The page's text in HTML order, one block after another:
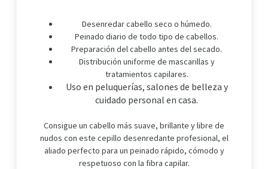
Desenredar cabello seco o húmedo.
Peinado diario de todo tipo de cabellos.
Preparación del cabello antes del secado.
Distribución uniforme de mascarillas y
tratamientos capilares.
Uso en peluquerías, salones de belleza y
cuidado personal en casa.
Consigue un cabello más suave, brillante y libre de
nudos con este cepillo desenredante profesional, el
aliado perfecto para un peinado rápido, cómodo y
respetuoso con la fibra capilar.